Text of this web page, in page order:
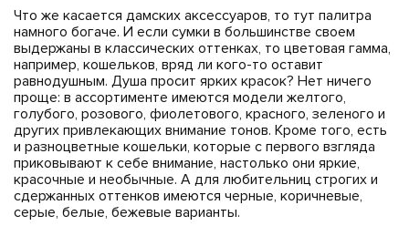
Что же касается дамских аксессуаров, то тут палитра
намного богаче. И если сумки в большинстве своем
выдержаны в классических оттенках, то цветовая гамма,
например, кошельков, вряд ли кого-то оставит
равнодушным. Душа просит ярких красок? Нет ничего
проще: в ассортименте имеются модели желтого,
голубого, розового, фиолетового, красного, зеленого и
других привлекающих внимание тонов. Кроме того, есть
и разноцветные кошельки, которые с первого взгляда
приковывают к себе внимание, настолько они яркие,
красочные и необычные. А для любительниц строгих и
сдержанных оттенков имеются черные, коричневые,
серые, белые, бежевые варианты.